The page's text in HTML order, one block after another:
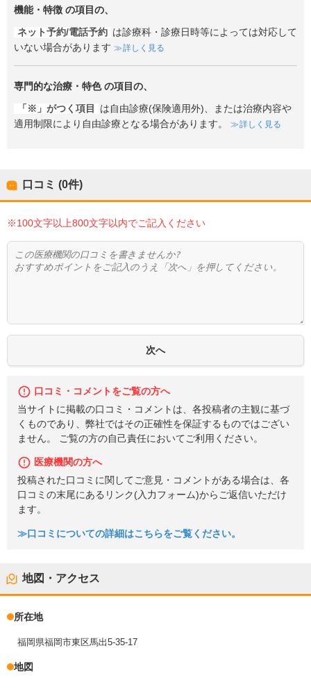
機能・特徴 の項目の、
ネット予約/電話予約 は診療科・診療日時等によっては対応して
いない場合があります
詳しく見る
専門的な治療・特色の項目の、
「※」がつく項目
は自由診療(保険適用外)、または治療内容や
適用制限により自由診療となる場合があります。
詳しく見る
口コミ (0件)
※100文字以上800文字以内でご記入ください
口コミ・コメントをご覧の方へ
当サイトに掲載の口コミ・コメントは、各投稿者の主観に基づ
くものであり、弊社ではその正確性を保証するものではござい
ません。 ご覧の方の自己責任においてご利用ください。
医療機関の方へ
投稿された口コミに関してご意見・コメントがある場合は、各
口コミの末尾にあるリンク(入力フォーム)からご返信いただけ
ます。
≫口コミについての詳細はこちらをご覧ください。
地図・アクセス
所在地
福岡県福岡市東区馬出5-35-17
地図